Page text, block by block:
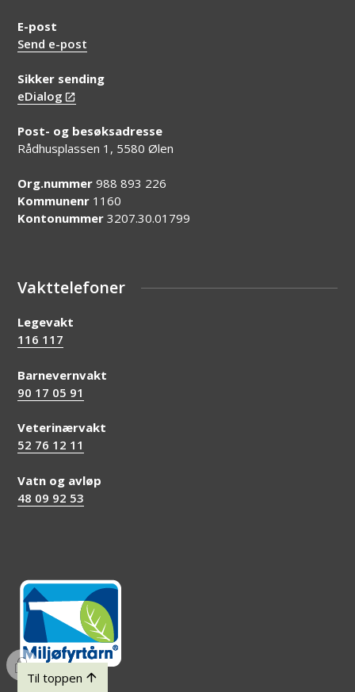
E-post
Send e-post
Sikker sending
eDialog
Post- og besøksadresse
Rådhusplassen 1, 5580 Ølen
Org.nummer988 893 226
Kommunenr 1160
Kontonummer3207.30.01799
Vakttelefoner
Legevakt
116 117
Barnevernvakt
90 17 05 91
Veterinærvakt
52 76 12 11
Vatn og avløp
48 09 92 53
Til toppen